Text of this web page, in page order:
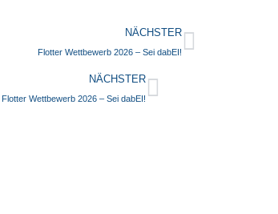
NÄCHSTER
Flotter Wettbewerb 2026 – Sei dabEI!
NÄCHSTER
Flotter Wettbewerb 2026 – Sei dabEI!